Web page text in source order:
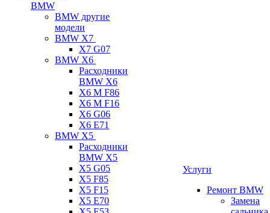
BMW
BMW другие
модели
BMW X7
X7 G07
BMW X6
Расходники
BMW X6
X6 M F86
X6 M F16
X6 G06
X6 E71
BMW X5
Расходники
BMW X5
X5 G05
X5 F85
X5 F15
X5 E70
Услуги
Ремонт BMW
Замена